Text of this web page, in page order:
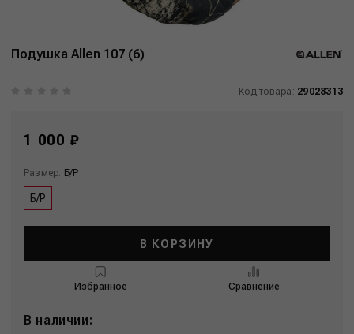
Подушка Allen 107 (6)
Код товара: 29028313
1 000 ₽
Размер: Б/Р
Б/Р
В КОРЗИНУ
Избранное Сравнение
В наличии: